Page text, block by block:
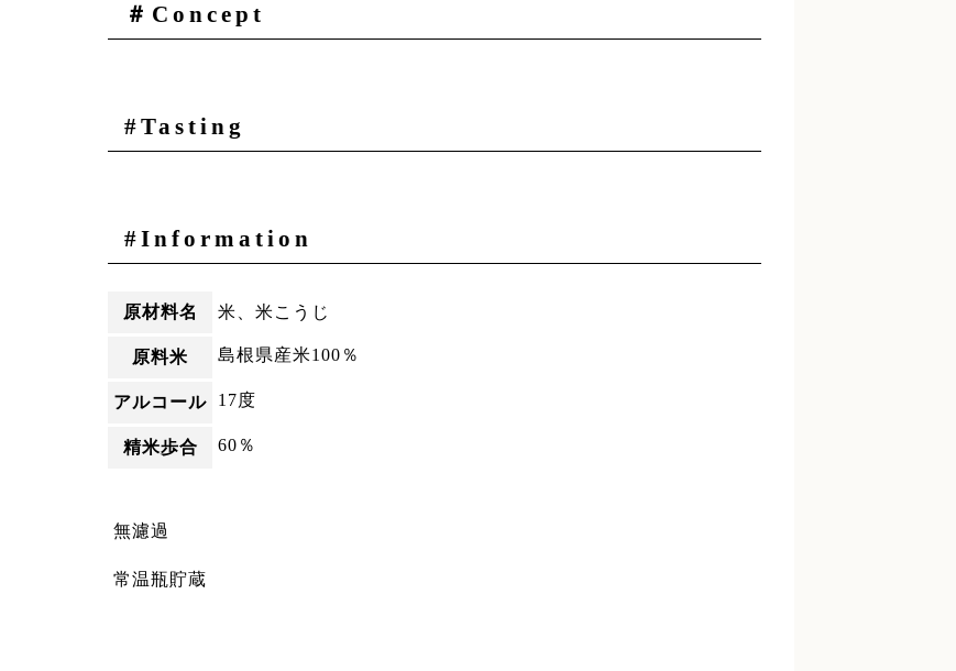
＃Concept
#Tasting
#Information
原材料名 米、米こうじ
原料米 島根県産米100％
アルコール 17度
精米歩合 60％
無濾過
常温瓶貯蔵